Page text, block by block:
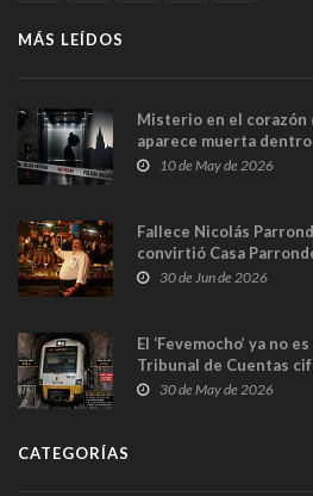
MÁS LEÍDOS
Misterio en el corazón
aparece muerta
y las cámaras captan
10 de May de 2026
Fallece Nicolás
convirtió Casa
en Madrid
30 de Jun de 2026
El ‘Fevemocho’ ya no
Tribunal de Cuentas
sobrecoste de los
30 de May de 2026
CATEGORÍAS